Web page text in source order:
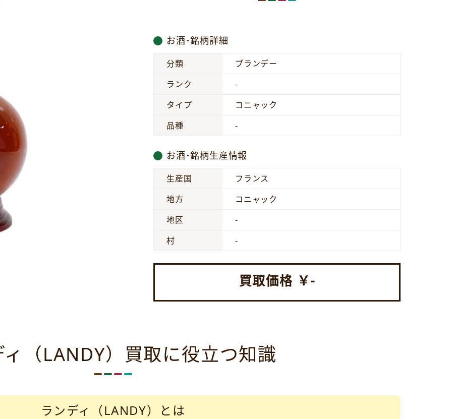
お酒･銘柄詳細
分類
ブランデー
ランク
-
タイプ
コニャック
品種
-
お酒･銘柄生産情報
生産国
フランス
地方
コニャック
地区
-
村
-
買取価格 ￥-
（LANDY）買取に役立つ知識
ランディ（LANDY）とは